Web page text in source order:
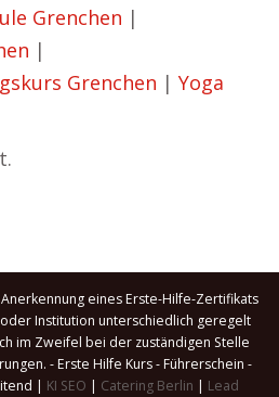
Grenchen |
|
Grenchen | Yoga
eines Erste-Hilfe-Zertifikats
Institution unterschiedlich geregelt
im Zweifel bei der zuständigen Stelle
- Erste Hilfe Kurs - Führerschein -
| KI SEO Catering Berlin Lead